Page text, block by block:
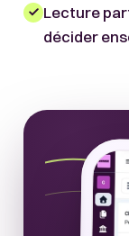
Lecture
décider